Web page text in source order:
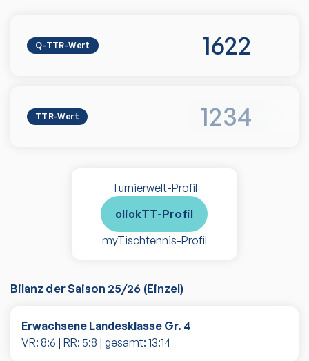
Q-TTR-Wert 1622
TTR-Wert 1234
Turnierwelt-Profil
clickTT-Profil
myTischtennis-Profil
Bilanz der Saison 25/26 (Einzel)
Erwachsene Landesklasse Gr. 4
VR: 8:6 | RR: 5:8 | gesamt: 13:14